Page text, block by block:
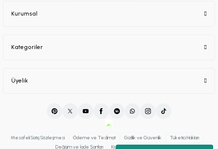
Kurumsal
Kategoriler
Üyelik
Mesafeli Satış Sözleşmesi Ödeme ve Teslimat Gizlilik ve Güvenlik
Tüketici Hakları
Değişim ve İade Şartları
Kişisel Verilerin Korunması